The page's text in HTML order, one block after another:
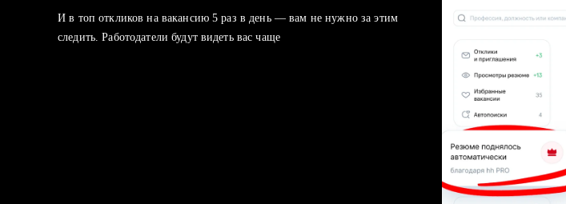
И в топ откликов на вакансию 5 раз в день — вам не нужно за этим
следить. Работодатели будут видеть вас чаще